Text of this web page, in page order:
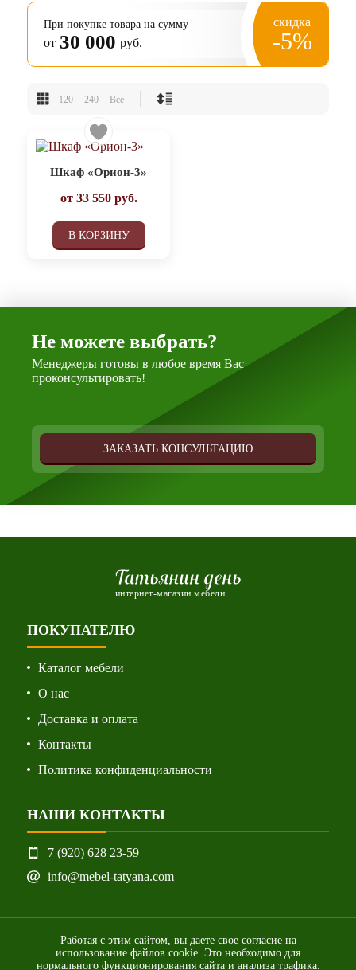
При покупке товара на сумму
от 30 000 руб.
скидка
-5%
120 240 Все
Шкаф «Орион-3»
от 33 550руб.
В КОРЗИНУ
Не можете выбрать?
Менеджеры готовы в любое время Вас
проконсультировать!
ЗАКАЗАТЬ КОНСУЛЬТАЦИЮ
Татьянин день
интернет-магазин мебели
ПОКУПАТЕЛЮ
Каталог мебели
О нас
Доставка и оплата
Контакты
Политика конфиденциальности
НАШИ КОНТАКТЫ
7 (920) 628 23-59
info@mebel-tatyana.com
Работая с этим сайтом, вы даете свое согласие на
использование файлов cookie. Это необходимо для
нормального функционирования сайта и анализа трафика.